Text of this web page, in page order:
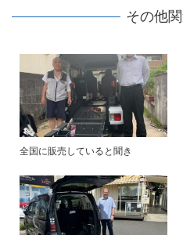
その他
全国に販売していると聞き